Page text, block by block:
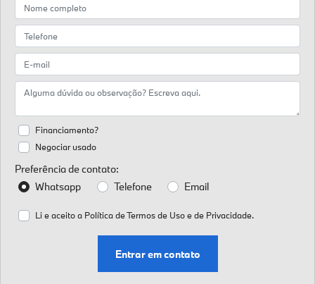
Financiamento?
Negociar usado
Preferência de contato:
Whatsapp
Telefone Email
Li e aceito a Política de Termos de Uso e de Privacidade.
Entrar em contato